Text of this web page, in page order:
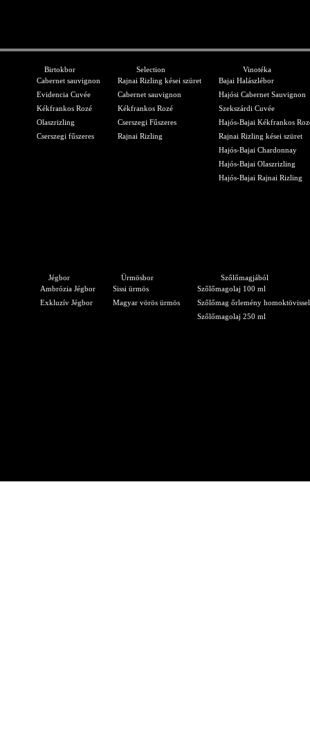
Birtokbor
Cabernet sauvignon
Evidencia Cuvée
Kékfrankos Rozé
Olaszrizling
Cserszegi fűszeres
Selection
Rajnai Rizling kései szüret
Cabernet sauvignon
Kékfrankos Rozé
Cserszegi Fűszeres
Rajnai Rizling
Vinotéka
Bajai Halászlébor
Hajósi Cabernet Sauvignon
Szekszárdi Cuvée
Hajós-Bajai Kékfrankos
Rajnai Rizling kései szüret
Hajós-Bajai Chardonnay
Hajós-Bajai Olaszrizling
Hajós-Bajai Rajnai Rizling
Jégbor
Ambrózia Jégbor
Exkluzív Jégbor
Ürmösbor
Sissi ürmös
Magyar vörös ürmös
Szőlőmagjából
Szőlőmagolaj 100 ml
Szőlőmag őrlemény homoktövissel
Szőlőmagolaj 250 ml